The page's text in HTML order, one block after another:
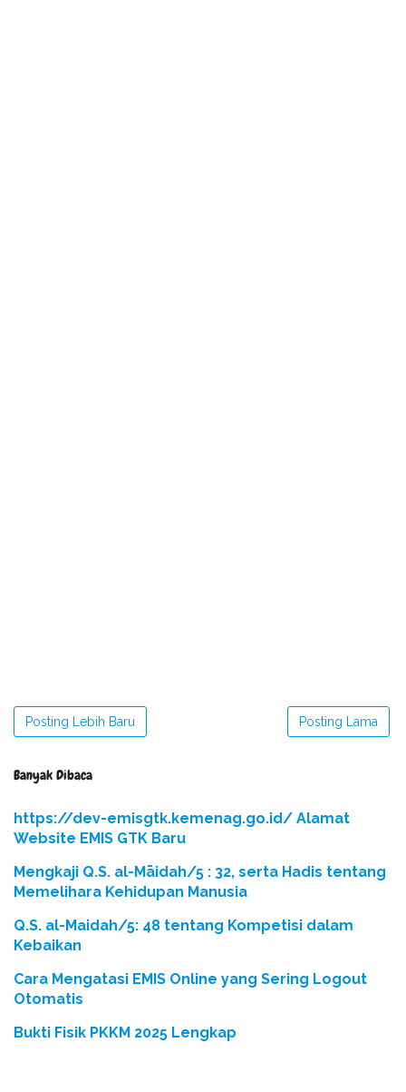
Posting Lebih Baru Posting Lama
Banyak Dibaca
https://dev-emisgtk.kemenag.go.id/ Alamat
Website EMIS GTK Baru
Mengkaji Q.S. al-Māidah/5 : 32, serta Hadis tentang
Memelihara Kehidupan Manusia
Q.S. al-Maidah/5: 48 tentang Kompetisi dalam
Kebaikan
Cara Mengatasi EMIS Online yang Sering Logout
Otomatis
Bukti Fisik PKKM 2025 Lengkap